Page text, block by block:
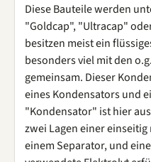
Diese Bauteile werden
"Goldcap", "Ultracap"
besitzen meist ein
besonders viel mit den
gemeinsam. Dieser
eines Kondensators und
"Kondensator" ist hier
zwei Lagen einer
einem Separator, und